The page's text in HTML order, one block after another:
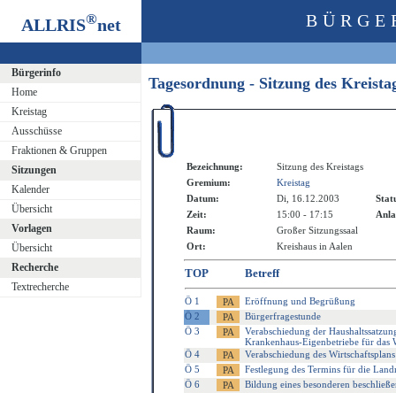
ALLRIS®net
Bürgerinfo
Home
Kreistag
Ausschüsse
Fraktionen & Gruppen
Sitzungen
Kalender
Übersicht
Vorlagen
Übersicht
Recherche
Textrecherche
Tagesordnung - Sitzung des
Bezeichnung:
Sitzung des Kreistags
Gremium:
Kreistag
Datum:
Di, 16.12.2003
Zeit:
15:00 - 17:15
Raum:
Großer Sitzungssaal
Ort:
Kreishaus in Aalen
TOP Betreff
Ö 1
Eröffnung und Begrüßung
Ö 2
Bürgerfragestunde
Ö 3
Verabschiedung der
Krankenhaus-Eigenbetriebe für das
Ö 4
Verabschiedung des
Ö 5
Festlegung des Termins für die
Ö 6
Bildung eines besonderen